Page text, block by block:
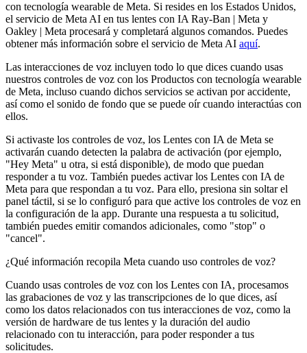
con tecnología wearable de Meta. Si resides en los Estados Unidos,
el servicio de Meta AI en tus lentes con IA Ray-Ban | Meta y
Oakley | Meta procesará y completará algunos comandos. Puedes
obtener más información sobre el servicio de Meta AI aquí.
Las interacciones de voz incluyen todo lo que dices cuando usas
nuestros controles de voz con los Productos con tecnología wearable
de Meta, incluso cuando dichos servicios se activan por accidente,
así como el sonido de fondo que se puede oír cuando interactúas con
ellos.
Si activaste los controles de voz, los Lentes con IA de Meta se
activarán cuando detecten la palabra de activación (por ejemplo,
"Hey Meta" u otra, si está disponible), de modo que puedan
responder a tu voz. También puedes activar los Lentes con IA de
Meta para que respondan a tu voz. Para ello, presiona sin soltar el
panel táctil, si se lo configuró para que active los controles de voz en
la configuración de la app. Durante una respuesta a tu solicitud,
también puedes emitir comandos adicionales, como "stop" o
"cancel".
¿Qué información recopila Meta cuando uso controles de voz?
Cuando usas controles de voz con los Lentes con IA, procesamos
las grabaciones de voz y las transcripciones de lo que dices, así
como los datos relacionados con tus interacciones de voz, como la
versión de hardware de tus lentes y la duración del audio
relacionado con tu interacción, para poder responder a tus
solicitudes.